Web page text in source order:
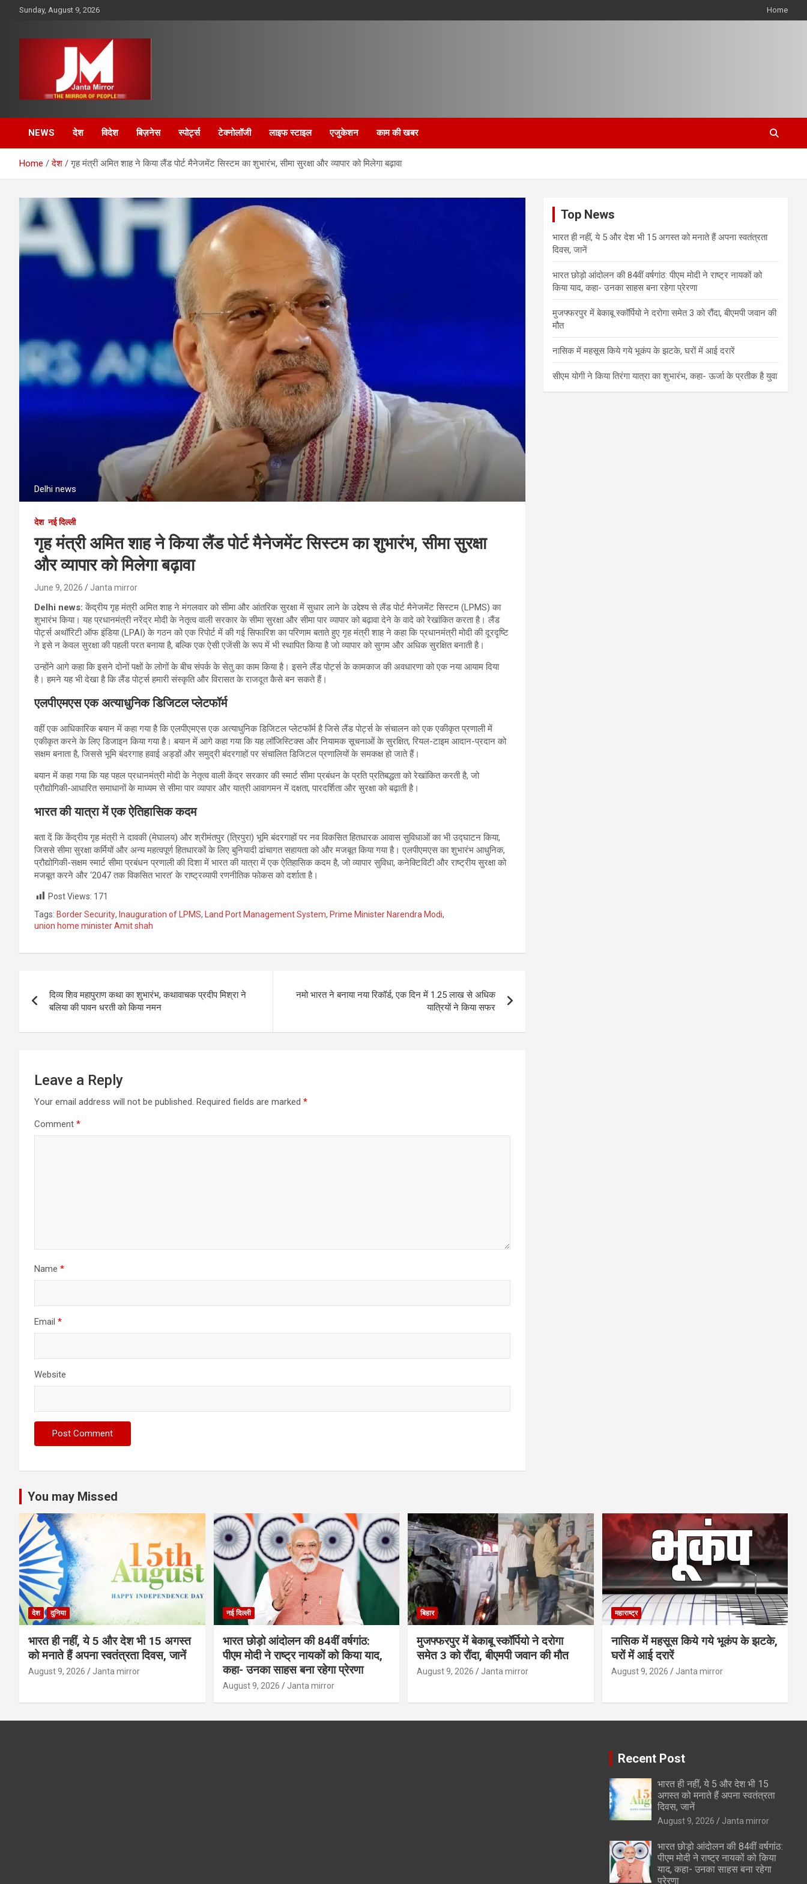
Sunday, August 9, 2026 Home
Janta Mirror
NEWS देश विदेश बिज़नेस स्पोर्ट्स टेक्नोलॉजी लाइफ स्टाइल एजुकेशन काम की खबर
Home देश गृह मंत्री अमित शाह ने किया लैंड पोर्ट मैनेजमेंट सिस्टम का शुभारंभ, सीमा सुरक्षा और व्यापार को मिलेगा बढ़ावा
Delhi news
देश नई दिल्ली
गृह मंत्री अमित शाह ने किया लैंड पोर्ट मैनेजमेंट सिस्टम का शुभारंभ, सीमा सुरक्षा
और व्यापार को मिलेगा बढ़ावा
June 9, 2026 Janta mirror
Delhi news:केंद्रीय गृह मंत्री अमित शाह ने मंगलवार को सीमा और आंतरिक सुरक्षा में सुधार लाने के उद्देश्य से लैंड पोर्ट मैनेजमेंट सिस्टम (LPMS) का
शुभारंभ किया। यह प्रधानमंत्री नरेंद्र मोदी के नेतृत्व वाली सरकार के सीमा सुरक्षा और सीमा पार व्यापार को बढ़ावा देने के वादे को रेखांकित करता है। लैंड
पोर्ट्स अथॉरिटी ऑफ इंडिया (LPAI) के गठन को एक रिपोर्ट में की गई सिफारिश का परिणाम बताते हुए गृह मंत्री शाह ने कहा कि प्रधानमंत्री मोदी की दूरदृष्टि
ने इसे न केवल सुरक्षा की पहली परत बनाया है, बल्कि एक ऐसी एजेंसी के रूप में भी स्थापित किया है जो व्यापार को सुगम और अधिक सुरक्षित बनाती है।
उन्होंने आगे कहा कि इसने दोनों पक्षों के लोगों के बीच संपर्क के सेतु का काम किया है। इसने लैंड पोर्ट्स के कामकाज की अवधारणा को एक नया आयाम दिया
है। हमने यह भी देखा है कि लैंड पोर्ट्स हमारी संस्कृति और विरासत के राजदूत कैसे बन सकते हैं।
एलपीएमएस एक अत्याधुनिक डिजिटल प्लेटफॉर्म
वहीं एक आधिकारिक बयान में कहा गया है कि एलपीएमएस एक अत्याधुनिक डिजिटल प्लेटफॉर्म है जिसे लैंड पोर्ट्स के संचालन को एक एकीकृत प्रणाली में
एकीकृत करने के लिए डिजाइन किया गया है। बयान में आगे कहा गया कि यह लॉजिस्टिक्स और नियामक सूचनाओं के सुरक्षित, रियल-टाइम आदान-प्रदान को
सक्षम बनाता है, जिससे भूमि बंदरगाह हवाई अड्डों और समुद्री बंदरगाहों पर संचालित डिजिटल प्रणालियों के समकक्ष हो जाते हैं।
बयान में कहा गया कि यह पहल प्रधानमंत्री मोदी के नेतृत्व वाली केंद्र सरकार की स्मार्ट सीमा प्रबंधन के प्रति प्रतिबद्धता को रेखांकित करती है, जो
प्रौद्योगिकी-आधारित समाधानों के माध्यम से सीमा पार व्यापार और यात्री आवागमन में दक्षता, पारदर्शिता और सुरक्षा को बढ़ाती है।
भारत की यात्रा में एक ऐतिहासिक कदम
बता दें कि केंद्रीय गृह मंत्री ने दावकी (मेघालय) और श्रीमंतपुर (त्रिपुरा) भूमि बंदरगाहों पर नव विकसित हितधारक आवास सुविधाओं का भी उद्घाटन किया,
जिससे सीमा सुरक्षा कर्मियों और अन्य महत्वपूर्ण हितधारकों के लिए बुनियादी ढांचागत सहायता को और मजबूत किया गया है। एलपीएमएस का शुभारंभ आधुनिक,
प्रौद्योगिकी-सक्षम स्मार्ट सीमा प्रबंधन प्रणाली की दिशा में भारत की यात्रा में एक ऐतिहासिक कदम है, जो व्यापार सुविधा, कनेक्टिविटी और राष्ट्रीय सुरक्षा को
मजबूत करने और ‘2047 तक विकसित भारत’ के राष्ट्रव्यापी रणनीतिक फोकस को दर्शाता है।
Post Views: 171
Tags: Border Security, Inauguration of LPMS, Land Port Management System, Prime Minister Narendra Modi,
union home minister Amit shah
navigation
दिव्य शिव महापुराण कथा का शुभारंभ, कथावाचक प्रदीप मिश्रा ने
बलिया की पावन धरती को किया नमन
नमो भारत ने बनाया नया रिकॉर्ड, एक दिन में 1.25 लाख से अधिक
यात्रियों ने किया सफर
Leave a Reply
Your email address will not be published. Required fields are marked *
Comment *
Name *
Email *
Website
Top News
भारत ही नहीं, ये 5 और देश भी 15 अगस्त को मनाते हैं अपना स्वतंत्रता
दिवस, जानें
भारत छोड़ो आंदोलन की 84वीं वर्षगांठ: पीएम मोदी ने राष्ट्र नायकों को
किया याद, कहा- उनका साहस बना रहेगा प्रेरणा
मुजफ्फरपुर में बेकाबू स्कॉर्पियो ने दरोगा समेत 3 को रौंदा, बीएमपी जवान की
मौत
नासिक में महसूस किये गये भूकंप के झटके, घरों में आई दरारें
सीएम योगी ने किया तिरंगा यात्रा का शुभारंभ, कहा- ऊर्जा के प्रतीक है युवा
You may Missed
देश दुनिया
भारत ही नहीं, ये 5 और देश भी 15 अगस्त
को मनाते हैं अपना स्वतंत्रता दिवस, जानें
August 9, 2026 Janta mirror
नई दिल्ली
भारत छोड़ो आंदोलन की 84वीं वर्षगांठ:
पीएम मोदी ने राष्ट्र नायकों को किया याद,
कहा- उनका साहस बना रहेगा प्रेरणा
August 9, 2026 Janta mirror
बिहार
मुजफ्फरपुर में बेकाबू स्कॉर्पियो ने दरोगा
समेत 3 को रौंदा, बीएमपी जवान की मौत
August 9, 2026 Janta mirror
महाराष्ट्र
नासिक में महसूस किये गये भूकंप के झटके,
घरों में आई दरारें
August 9, 2026 Janta mirror
Recent Post
भारत ही नहीं, ये 5 और देश भी 15
अगस्त को मनाते हैं अपना स्वतंत्रता
दिवस, जानें
August 9, 2026 Janta mirror
भारत छोड़ो आंदोलन की 84वीं वर्षगांठ:
पीएम मोदी ने राष्ट्र नायकों को किया
याद, कहा- उनका साहस बना रहेगा
प्रेरणा